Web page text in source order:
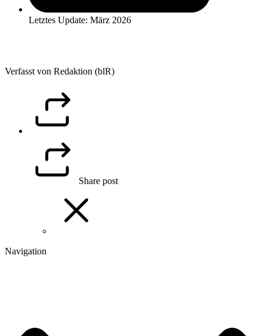
Letztes Update: März 2026
Verfasst von Redaktion (blR)
Share post
Navigation